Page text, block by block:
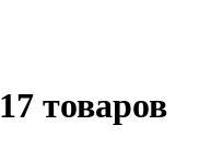
17 товаров